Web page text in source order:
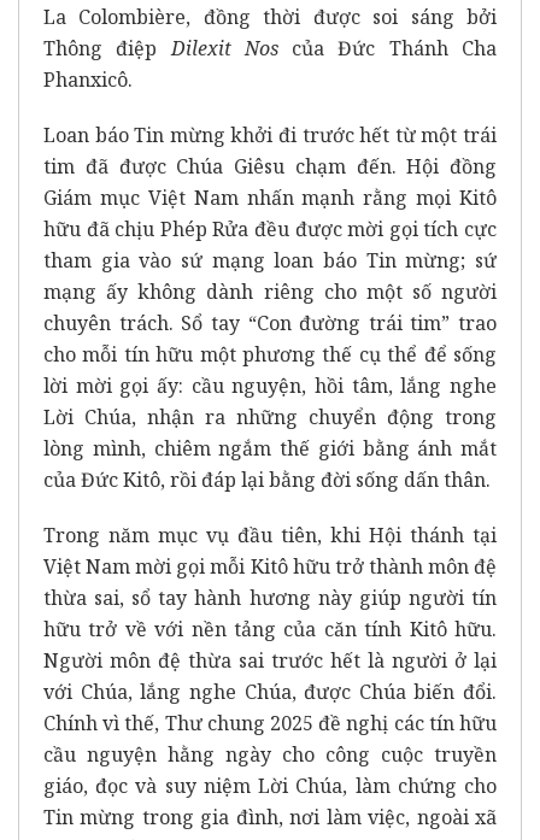
La Colombière, đồng thời được soi sáng bởi
Thông điệpDilexit Noscủa Đức Thánh Cha
Phanxicô.
Loan báo Tin mừng khởi đi trước hết từ một trái
tim đã được Chúa Giêsu chạm đến. Hội đồng
Giám mục Việt Nam nhấn mạnh rằng mọi Kitô
hữu đã chịu Phép Rửa đều được mời gọi tích cực
tham gia vào sứ mạng loan báo Tin mừng; sứ
mạng ấy không dành riêng cho một số người
chuyên trách. Sổ tay “Con đường trái tim” trao
cho mỗi tín hữu một phương thế cụ thể để sống
lời mời gọi ấy: cầu nguyện, hồi tâm, lắng nghe
Lời Chúa, nhận ra những chuyển động trong
lòng mình, chiêm ngắm thế giới bằng ánh mắt
của Đức Kitô, rồi đáp lại bằng đời sống dấn thân.
Trong năm mục vụ đầu tiên, khi Hội thánh tại
Việt Nam mời gọi mỗi Kitô hữu trở thành môn đệ
thừa sai, sổ tay hành hương này giúp người tín
hữu trở về với nền tảng của căn tính Kitô hữu.
Người môn đệ thừa sai trước hết là người ở lại
với Chúa, lắng nghe Chúa, được Chúa biến đổi.
Chính vì thế, Thư chung 2025 đề nghị các tín hữu
cầu nguyện hằng ngày cho công cuộc truyền
giáo, đọc và suy niệm Lời Chúa, làm chứng cho
Tin mừng trong gia đình, nơi làm việc, ngoài xã